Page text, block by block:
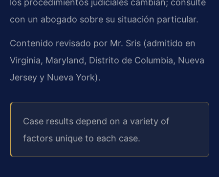
los procedimientos judiciales cambian; consulte
con un abogado sobre su situación particular.
Contenido revisado por Mr. Sris (admitido en
Virginia, Maryland, Distrito de Columbia, Nueva
Jersey y Nueva York).
Case results depend on a variety of
factors unique to each case.